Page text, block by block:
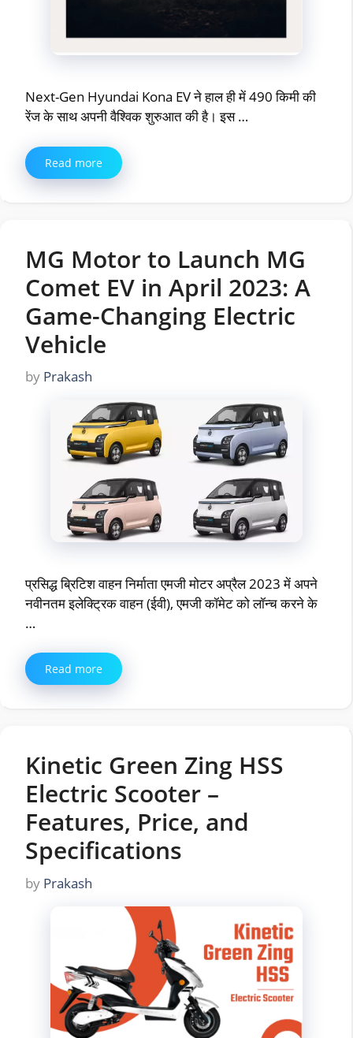
Next-Gen Hyundai Kona EV ने हाल ही में 490 किमी की
रेंज के साथ अपनी वैश्विक शुरुआत की है। इस …
Read more
MG Motor to Launch MG
Comet EV in April 2023: A
Game-Changing Electric
Vehicle
by Prakash
प्रसिद्ध ब्रिटिश वाहन निर्माता एमजी मोटर अप्रैल 2023 में अपने
नवीनतम इलेक्ट्रिक वाहन (ईवी), एमजी कॉमेट को लॉन्च करने के
…
Read more
Kinetic Green Zing HSS
Electric Scooter –
Features, Price, and
Specifications
by Prakash